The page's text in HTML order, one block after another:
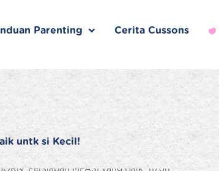
Parenting Cerita Cussons
untk si Kecil!